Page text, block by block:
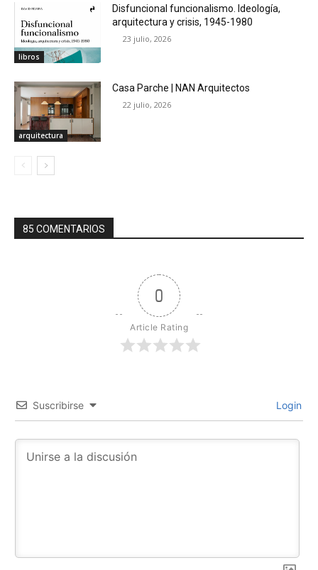
libros
Disfuncional funcionalismo. Ideología,
arquitectura y crisis, 1945-1980
23 julio, 2026
arquitectura
Casa Parche | NAN Arquitectos
22 julio, 2026
85 COMENTARIOS
0
Article Rating
Suscribirse Login